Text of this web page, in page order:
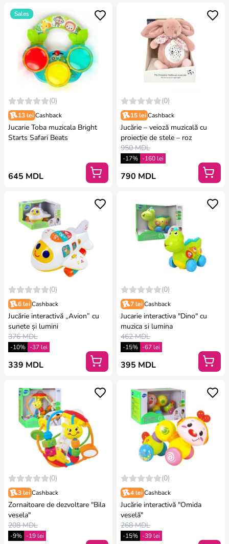
Sales
(0)
13 lei Cashback
Jucarie Toba muzicala Bright
Starts Safari Beats
645 MDL
(0)
15 lei Cashback
Jucărie – veioză muzicală cu
proiecție de stele – roz
950 MDL
-17% -160 lei
790 MDL
(0)
6 lei Cashback
Jucărie interactivă „Avion” cu
sunete și lumini
376 MDL
-10% -37 lei
339 MDL
(0)
7 lei Cashback
Jucarie interactiva "Dino" cu
muzica si lumina
462 MDL
-15% -67 lei
395 MDL
(0)
3 lei Cashback
Zornaitoare de dezvoltare "Bila
vesela"
208 MDL
-9% -19 lei
(0)
4 lei Cashback
Jucărie interactivă "Omida
veselă"
268 MDL
-15% -39 lei